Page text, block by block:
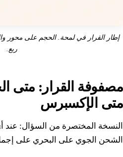
إطار القرار في لمحة. الحجم على محور
ربع.
مصفوفة القرار: متى
متى الإكسبرس
النسخة المختصرة من السؤال: عند
الشحن الجوي على البحري على